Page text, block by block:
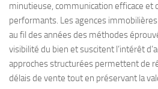
minutieuse, communication efficace et
performants. Les agences
au fil des années des méthodes
visibilité du bien et suscitent l’intérêt
approches structurées permettent de
délais de vente tout en préservant la